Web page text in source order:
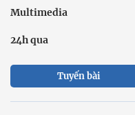
Multimedia
24h qua
Tuyến bài